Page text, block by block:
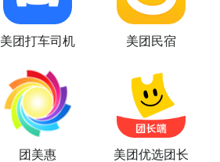
美团打车司机 美团民宿
团美惠 美团优选团长